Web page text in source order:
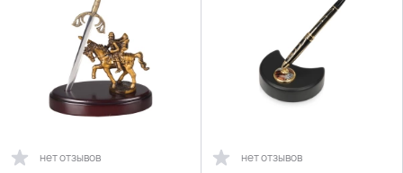
нет отзывов нет отзывов